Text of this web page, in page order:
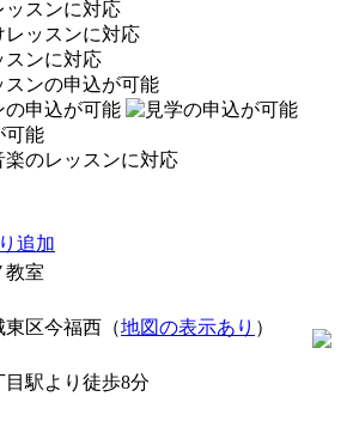
追加
教室
区今福西（地図の表示あり ）
駅より徒歩8分